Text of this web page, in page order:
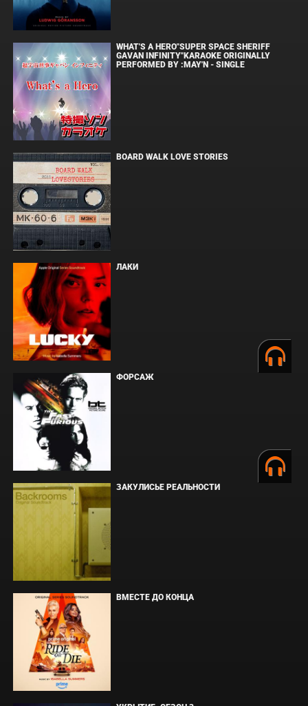
WHAT'S A HERO"SUPER SPACE SHERIFF
GAVAN INFINITY"KARAOKE ORIGINALLY
PERFORMED BY :MAY'N - SINGLE
BOARD WALK LOVE STORIES
ЛАКИ
ФОРСАЖ
ЗАКУЛИСЬЕ РЕАЛЬНОСТИ
ВМЕСТЕ ДО КОНЦА